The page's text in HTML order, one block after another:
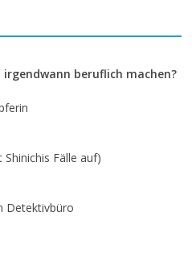
beruflich machen?
Fälle auf)
Detektivbüro